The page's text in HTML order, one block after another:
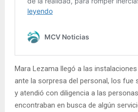
Mara Lezama llegó a las
ante la sorpresa del personal, los fue
y atendió con diligencia a las
encontraban en busca de algún